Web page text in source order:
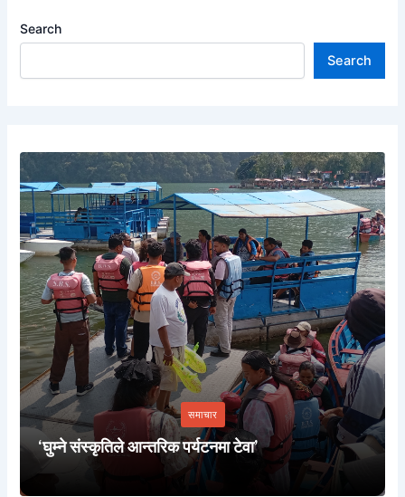
Search
Search
समाचार
‘घुम्ने संस्कृतिले आन्तरिक पर्यटनमा टेवा’